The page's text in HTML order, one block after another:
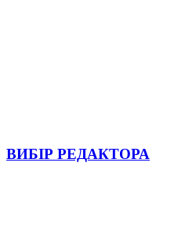
ВИБІР РЕДАКТОРА